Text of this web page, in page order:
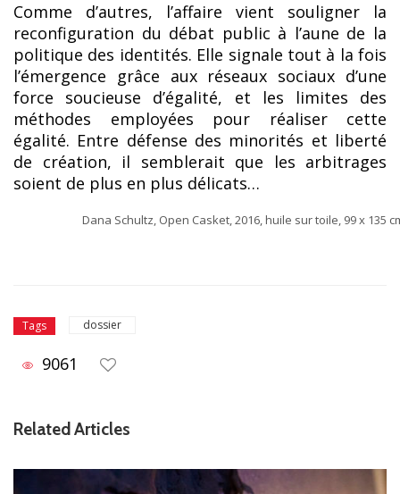
Comme d’autres, l’affaire vient souligner la
reconfiguration du débat public à l’aune de la
politique des identités. Elle signale tout à la fois
l’émergence grâce aux réseaux sociaux d’une
force soucieuse d’égalité, et les limites des
méthodes employées pour réaliser cette
égalité. Entre défense des minorités et liberté
de création, il semblerait que les arbitrages
soient de plus en plus délicats…
Dana Schultz, Open Casket, 2016, huile sur toile, 99 x 135
Tags dossier
9061
Related Articles